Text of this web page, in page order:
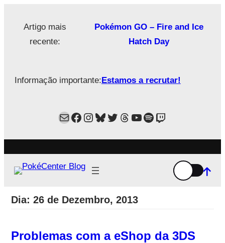
Artigo mais
recente:
Pokémon GO – Fire and Ice
Hatch Day
Informação importante:Estamos a recrutar!
MailFacebook
Instagram
Bluesky
Twitter
Estamos no Threads!
YouTube
Spotify
Twitch
Dia: 26 de Dezembro, 2013
Problemas com a eShop da 3DS